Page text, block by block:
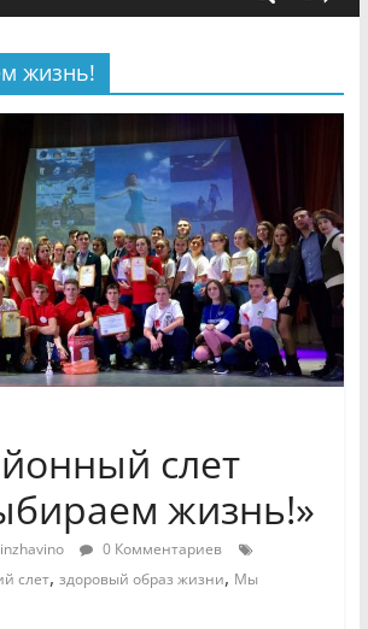
Кирсановой
Безопасность в сети Интернет
Ученики приняли участие в
мероприятии «Сохраним
первоцветы!»
жизнь!
слет
жизнь!»
inzhavino
0 Комментариев
слет, здоровый образ жизни, Мы